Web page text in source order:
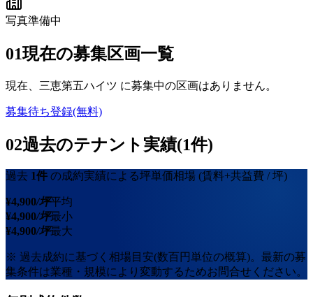
写真準備中
01現在の募集区画一覧
現在、 三恵第五ハイツ に募集中の区画はありません。
募集待ち登録(無料)
02過去のテナント実績(1件)
過去 1件 の成約実績による坪単価相場 (賃料+共益費 / 坪)
¥4,900/坪平均
¥4,900/坪最小
¥4,900/坪最大
※ 過去成約に基づく相場目安(数百円単位の概算)。最新の募
集条件は業種・規模により変動するためお問合せください。